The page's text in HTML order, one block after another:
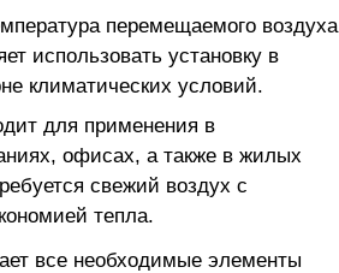
перемещаемого воздуха
использовать установку в
климатических условий.
для применения в
офисах, а также в жилых
свежий воздух с
тепла.
все необходимые элементы